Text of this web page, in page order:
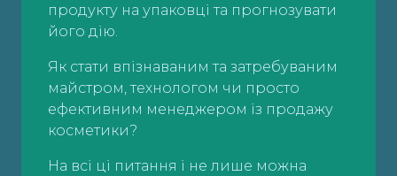
продукту на упаковці та прогнозувати
його дію.
Як стати впізнаваним та затребуваним
майстром, технологом чи просто
ефективним менеджером із продажу
косметики?
На всі ці питання і не лише можна